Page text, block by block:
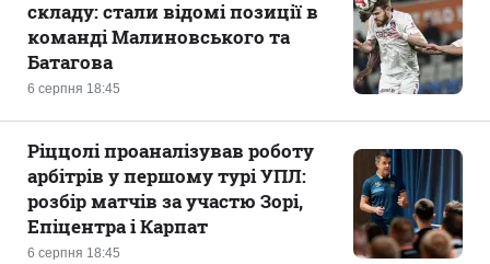
6 серпня 18:45
складу: стали відомі позиції в
команді Малиновського та
Батагова
6 серпня 18:45
Ріццолі проаналізував роботу
арбітрів у першому турі УПЛ:
розбір матчів за участю Зорі,
Епіцентра і Карпат